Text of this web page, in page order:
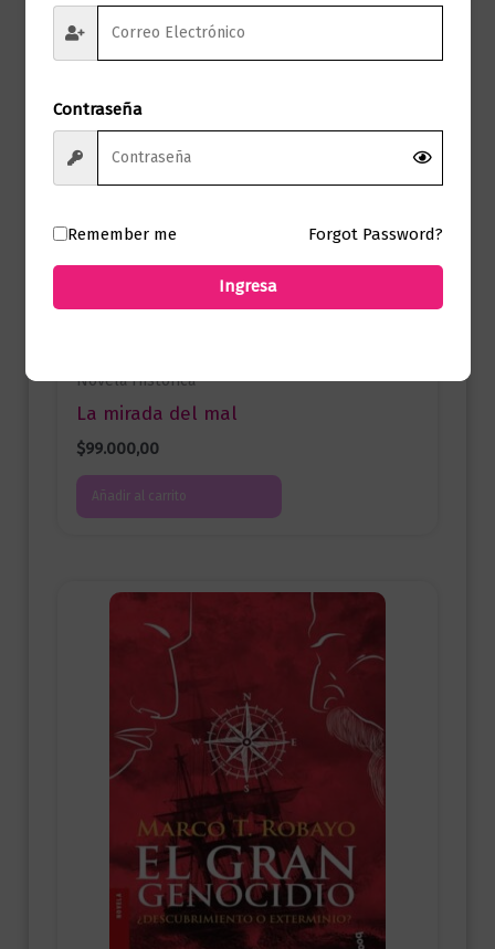
Novela Histórica
La mirada del mal
$99.000,00
Añadir al carrito
Contraseña
Remember me Forgot Password?
Ingresa